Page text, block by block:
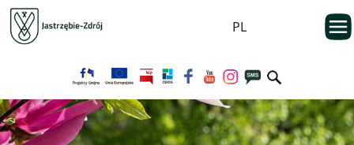
Przejdź do menu głównego
Przejdź do treści
PL